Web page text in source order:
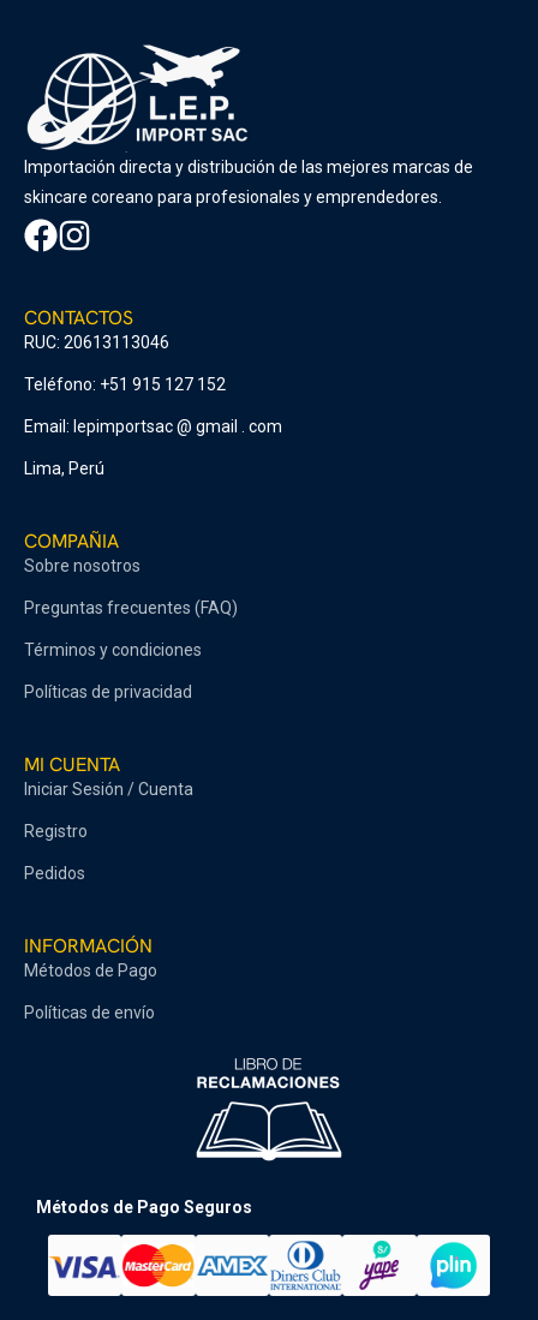
Importación directa y distribución de las mejores marcas de
skincare coreano para profesionales y emprendedores.
CONTACTOS
RUC: 20613113046
Teléfono: +51 915 127 152
Email: lepimportsac @ gmail . com
Lima, Perú
COMPAÑIA
Sobre nosotros
Preguntas frecuentes (FAQ)
Términos y condiciones
Políticas de privacidad
MI CUENTA
Iniciar Sesión / Cuenta
Registro
Pedidos
INFORMACIÓN
Métodos de Pago
Políticas de envío
Métodos de Pago Seguros